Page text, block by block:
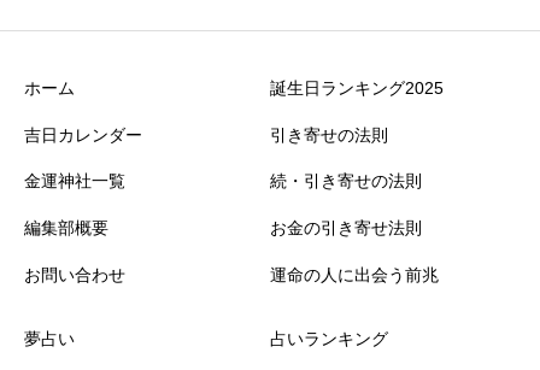
ホーム
吉日カレンダー
金運神社一覧
編集部概要
お問い合わせ
誕生日ランキング2025
引き寄せの法則
続・引き寄せの法則
お金の引き寄せ法則
運命の人に出会う前兆
夢占い 占いランキング